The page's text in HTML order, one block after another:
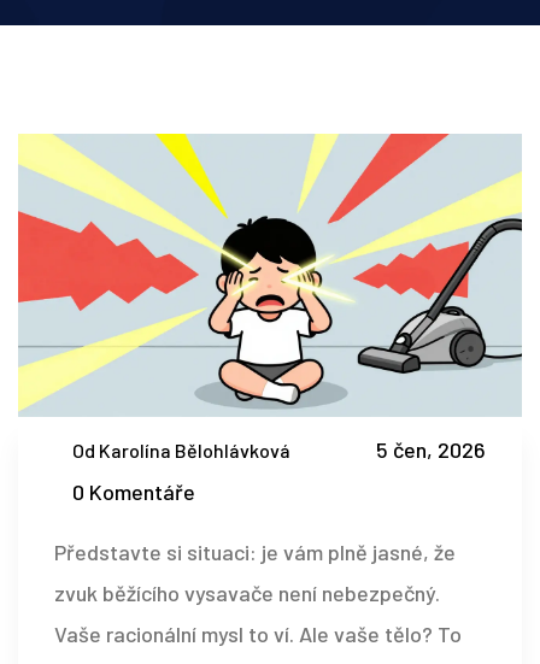
Od Karolína Bělohlávková
5 čen, 2026
0 Komentáře
Představte si situaci: je vám plně jasné, že
zvuk běžícího vysavače není nebezpečný.
Vaše racionální mysl to ví. Ale vaše tělo? To